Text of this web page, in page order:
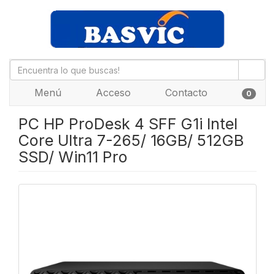
Menú Acceso Contacto 0
PC HP ProDesk 4 SFF G1i Intel
Core Ultra 7-265/ 16GB/ 512GB
SSD/ Win11 Pro